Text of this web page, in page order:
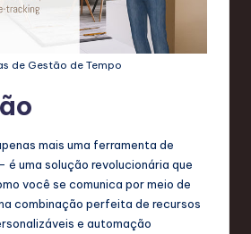
de Gestão de Tempo
mais uma ferramenta de
uma solução revolucionária que
você se comunica por meio de
combinação perfeita de recursos
e automação